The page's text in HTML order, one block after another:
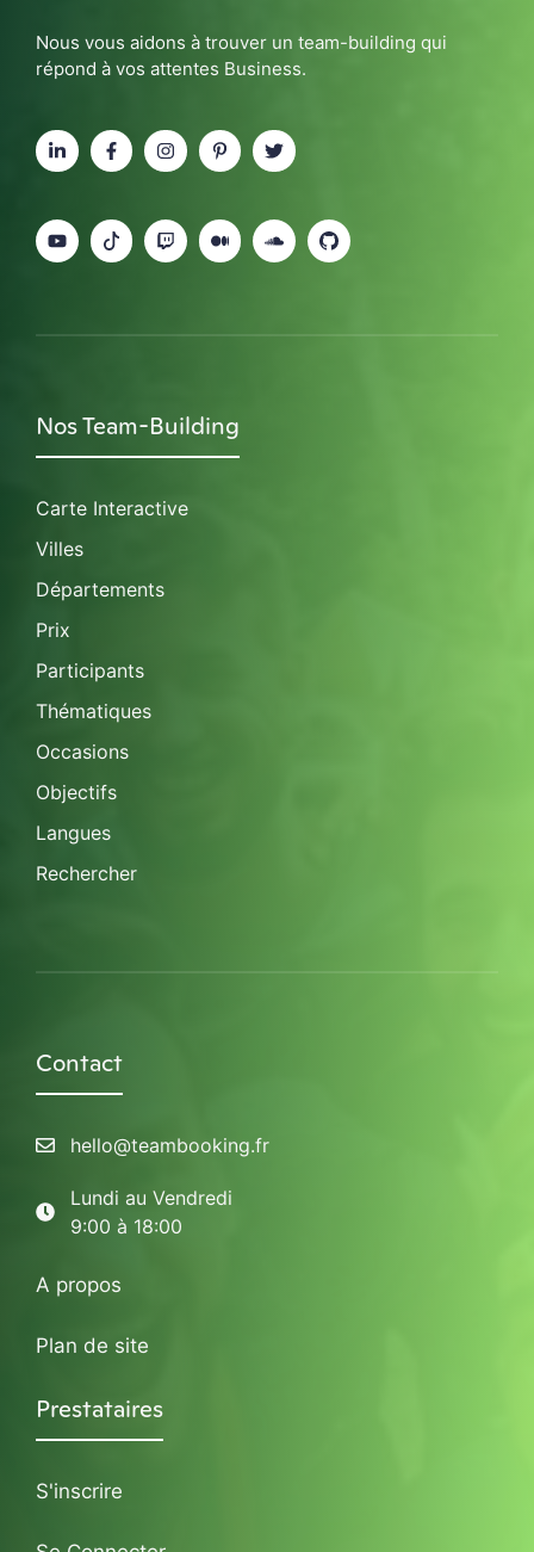
Nous vous aidons à trouver un team-building qui
répond à vos attentes Business.
Nos Team-Building
Carte Interactive
Villes
Départements
Prix
Participants
Thématiques
Occasions
Objectifs
Langues
Rechercher
Contact
hello@teambooking.fr
Lundi au Vendredi
9:00 à 18:00
A propos
Plan de site
Prestataires
S'inscrire